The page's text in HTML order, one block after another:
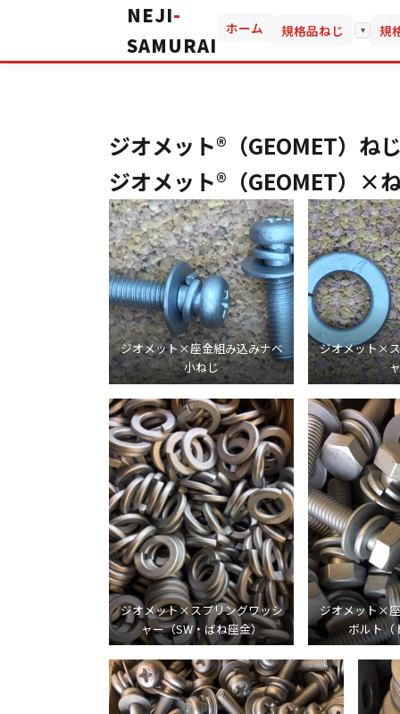
NEJI-
SAMURAI
ホーム 規格品ねじ ▾ 規
ジオメット®（GEOMET）ね
ジオメット®（GEOMET）×
ジオメット×座金組み込みナベ
小ねじ
ジオメット×
ジオメット×スプリングワッシ
ャー（SW・ばね座金）
ジオメット×
ボルト（